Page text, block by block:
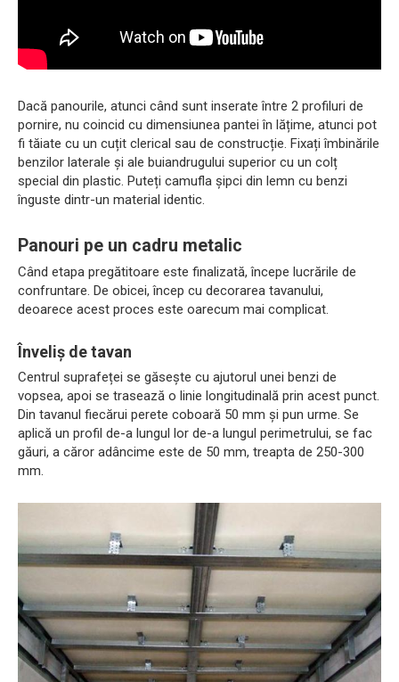
Dacă panourile, atunci când sunt inserate între 2 profiluri de
pornire, nu coincid cu dimensiunea pantei în lățime, atunci pot
fi tăiate cu un cuțit clerical sau de construcție. Fixați îmbinările
benzilor laterale și ale buiandrugului superior cu un colț
special din plastic. Puteți camufla șipci din lemn cu benzi
înguste dintr-un material identic.
Panouri pe un cadru metalic
Când etapa pregătitoare este finalizată, începe lucrările de
confruntare. De obicei, încep cu decorarea tavanului,
deoarece acest proces este oarecum mai complicat.
Înveliș de tavan
Centrul suprafeței se găsește cu ajutorul unei benzi de
vopsea, apoi se trasează o linie longitudinală prin acest punct.
Din tavanul fiecărui perete coboară 50 mm și pun urme. Se
aplică un profil de-a lungul lor de-a lungul perimetrului, se fac
găuri, a căror adâncime este de 50 mm, treapta de 250-300
mm.